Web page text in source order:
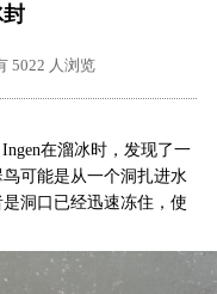
集团优势
客户专栏
提交
人浏览
在溜冰时，发现了一
可能是从一个洞扎进水
洞口已经迅速冻住，使